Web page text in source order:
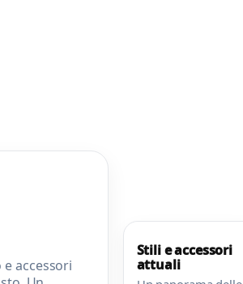
accessori
Moda
Stili e accessori
attuali